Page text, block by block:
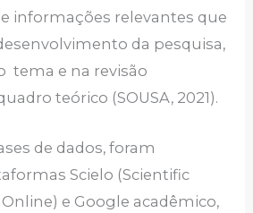
informações relevantes que
da pesquisa,
tema e na revisão
teórico (SOUSA, 2021).
de dados, foram
Scielo (Scientific
e Google acadêmico,